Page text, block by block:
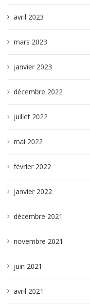
avril 2023
mars 2023
janvier 2023
décembre 2022
juillet 2022
mai 2022
février 2022
janvier 2022
décembre 2021
novembre 2021
juin 2021
avril 2021